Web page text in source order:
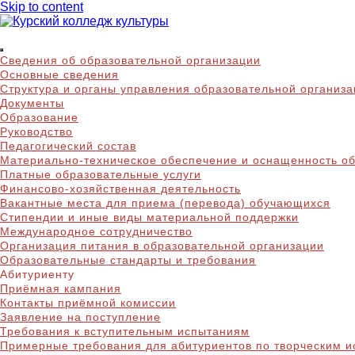
Skip to content
Курский колледж
Сведения об образовательной организации
Основные сведения
Структура и органы управления образовательной
Документы
Образование
Руководство
Педагогический состав
Материально-техническое обеспечение и оснащенность
Платные образовательные услуги
Финансово-хозяйственная деятельность
Вакантные места для приема (перевода) обучающихся
Стипендии и иные виды материальной поддержки
Международное сотрудничество
Организация питания в образовательной организации
Образовательные стандарты и требования
Абитуриенту
Приёмная кампания
Контакты приёмной комиссии
Заявление на поступление
Требования к вступительным испытаниям
Примерные требования для абитуриентов по творческим